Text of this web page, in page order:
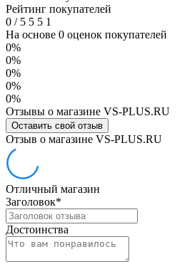
Рейтинг покупателей
0 /5 5 5 1
На основе 0 оценок покупателей
0%
0%
0%
0%
0%
Отзывы о магазине VS-PLUS.RU
Оставить свой отзыв
Отзыв о магазине VS-PLUS.RU
Отличный магазин
Заголовок*
Достоинства